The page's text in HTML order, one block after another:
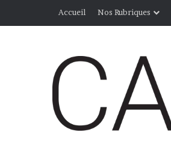
Accueil Nos Rubriques